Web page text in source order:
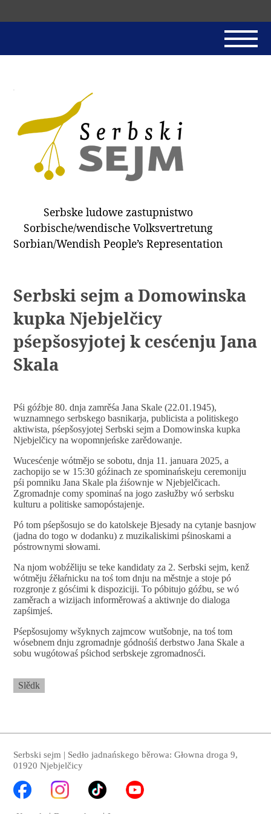
SERBSKI SEJM
JADNAŃSKI PÓRĚD
PROTOKOLE / HOBZAMKŃEŃA
DARY
WÓTPÓSŁAŃCY
HUBĚRKI
Serbske ludowe zastupnistwo
Sorbische/wendische Volksvertretung
Sorbian/Wendish People’s Representation
Serbski sejm a Domowinska
kupka Njebjelčicy
pśepšosyjotej k cesćenju Jana
Skala
Pśi góźbje 80. dnja zamrěśa Jana Skale (22.01.1945),
wuznamnego serbskego basnikarja, publicista a politiskego
aktiwista, pśepšosyjotej Serbski sejm a Domowinska kupka
Njebjelčicy na wopomnjeńske zarědowanje.
Wucesćenje wótmějo se sobotu, dnja 11. januara 2025, a
zachopijo se w 15:30 góźinach ze spominańskeju ceremoniju
pśi pomniku Jana Skale pla źiśownje w Njebjelčicach.
Zgromadnje comy spominaś na jogo zasłužby wó serbsku
kulturu a politiske samopóstajenje.
Pó tom pśepšosujo se do katolskeje Bjesady na cytanje basnjow
(jadna do togo w dodanku) z muzikaliskimi pśinoskami a
póstrownymi słowami.
Na njom wobźěliju se teke kandidaty za 2. Serbski sejm, kenž
wótměju źěłaŕnicku na toś tom dnju na městnje a stoje pó
rozgronje z gósćimi k dispoziciji. To póbitujo góźbu, se wó
zaměrach a wizijach informěrowaś a aktiwnje do dialoga
zapśimjeś.
Pśepšosujomy wšyknych zajmcow wutšobnje, na toś tom
wósebnem dnju zgromadnje gódnośiś derbstwo Jana Skale a
sobu wugótowaś pśichod serbskeje zgromadnosći.
Slědk
Serbski sejm | Sedło jadnańskego běrowa: Głowna droga 9,
01920 Njebjelčicy